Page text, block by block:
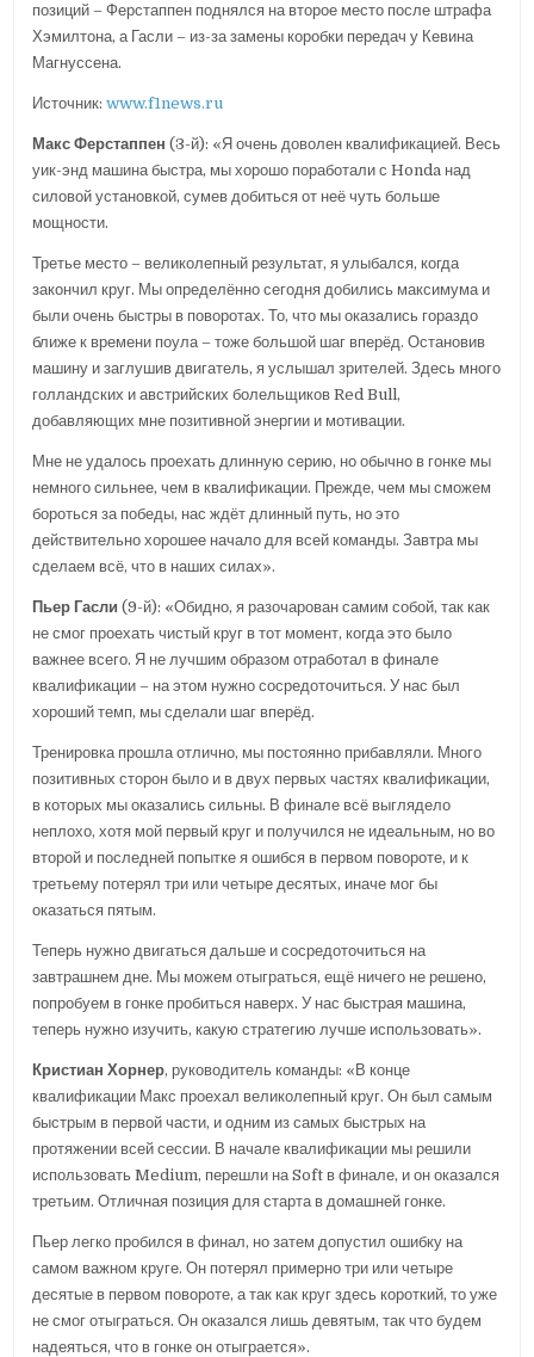
позиций – Ферстаппен поднялся на второе место после штрафа
Хэмилтона, а Гасли – из-за замены коробки передач у Кевина
Магнуссена.
Источник:www.f1news.ru
Макс Ферстаппен (3-й): «Я очень доволен квалификацией. Весь
уик-энд машина быстра, мы хорошо поработали с Honda над
силовой установкой, сумев добиться от неё чуть больше
мощности.
Третье место – великолепный результат, я улыбался, когда
закончил круг. Мы определённо сегодня добились максимума и
были очень быстры в поворотах. То, что мы оказались гораздо
ближе к времени поула – тоже большой шаг вперёд. Остановив
машину и заглушив двигатель, я услышал зрителей. Здесь много
голландских и австрийских болельщиков Red Bull,
добавляющих мне позитивной энергии и мотивации.
Мне не удалось проехать длинную серию, но обычно в гонке мы
немного сильнее, чем в квалификации. Прежде, чем мы сможем
бороться за победы, нас ждёт длинный путь, но это
действительно хорошее начало для всей команды. Завтра мы
сделаем всё, что в наших силах».
Пьер Гасли (9-й): «Обидно, я разочарован самим собой, так как
не смог проехать чистый круг в тот момент, когда это было
важнее всего. Я не лучшим образом отработал в финале
квалификации – на этом нужно сосредоточиться. У нас был
хороший темп, мы сделали шаг вперёд.
Тренировка прошла отлично, мы постоянно прибавляли. Много
позитивных сторон было и в двух первых частях квалификации,
в которых мы оказались сильны. В финале всё выглядело
неплохо, хотя мой первый круг и получился не идеальным, но во
второй и последней попытке я ошибся в первом повороте, и к
третьему потерял три или четыре десятых, иначе мог бы
оказаться пятым.
Теперь нужно двигаться дальше и сосредоточиться на
завтрашнем дне. Мы можем отыграться, ещё ничего не решено,
попробуем в гонке пробиться наверх. У нас быстрая машина,
теперь нужно изучить, какую стратегию лучше использовать».
Кристиан Хорнер, руководитель команды: «В конце
квалификации Макс проехал великолепный круг. Он был самым
быстрым в первой части, и одним из самых быстрых на
протяжении всей сессии. В начале квалификации мы решили
использовать Medium, перешли на Soft в финале, и он оказался
третьим. Отличная позиция для старта в домашней гонке.
Пьер легко пробился в финал, но затем допустил ошибку на
самом важном круге. Он потерял примерно три или четыре
десятые в первом повороте, а так как круг здесь короткий, то уже
не смог отыграться. Он оказался лишь девятым, так что будем
надеяться, что в гонке он отыграется».